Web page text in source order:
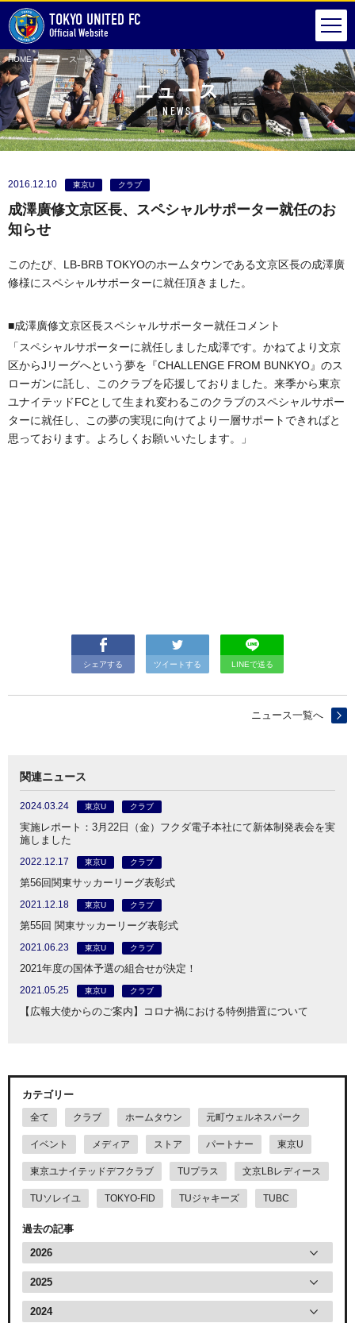
TOKYO UNITED FC
Official Website
HOME ニュース一覧 成澤廣修文京区長、スペシャルサポーター就任のお知らせ
ニュース
NEWS
2016.12.10 東京U クラブ
成澤廣修文京区長、スペシャルサポーター就任のお
知らせ
このたび、LB-BRB TOKYOのホームタウンである文京区長の成澤廣
修様にスペシャルサポーターに就任頂きました。
■成澤廣修文京区長スペシャルサポーター就任コメント
「スペシャルサポーターに就任しました成澤です。かねてより文京
区からJリーグへという夢を『CHALLENGE FROM BUNKYO』のス
ローガンに託し、このクラブを応援しておりました。来季から東京
ユナイテッドFCとして生まれ変わるこのクラブのスペシャルサポー
ターに就任し、この夢の実現に向けてより一層サポートできればと
思っております。よろしくお願いいたします。」
シェアする ツイートする LINEで送る
ニュース一覧へ
関連ニュース
2024.03.24 東京U クラブ
実施レポート：3月22日（金）フクダ電子本社にて新体制発表会を実
施しました
2022.12.17 東京U クラブ
第56回関東サッカーリーグ表彰式
2021.12.18 東京U クラブ
第55回 関東サッカーリーグ表彰式
2021.06.23 東京U クラブ
2021年度の国体予選の組合せが決定！
2021.05.25 東京U クラブ
【広報大使からのご案内】コロナ禍における特例措置について
カテゴリー
全て クラブ ホームタウン 元町ウェルネスパーク
イベント メディア ストア パートナー 東京U
東京ユナイテッドデフクラブ TUプラス 文京LBレディース
TUソレイユ TOKYO-FID TUジャキーズ TUBC
過去の記事
2026
2025
2024